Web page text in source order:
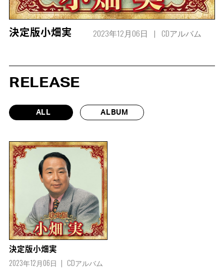
決定版小畑実 2023年12月06日 CDアルバム
RELEASE
ALL ALBUM
決定版小畑実
2023年12月06日 CDアルバム